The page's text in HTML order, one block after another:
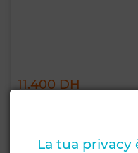
11.400 DH
La tua